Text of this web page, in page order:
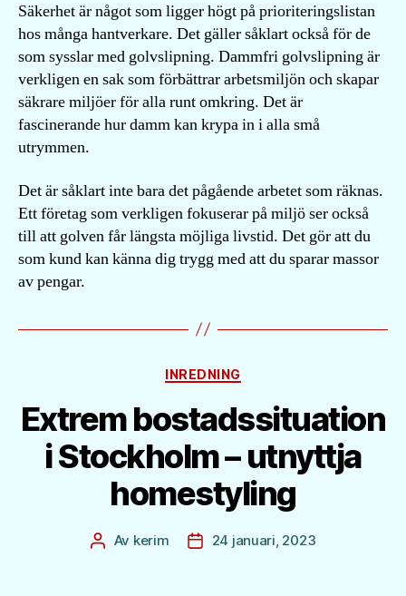
Säkerhet är något som ligger högt på prioriteringslistan
hos många hantverkare. Det gäller såklart också för de
som sysslar med golvslipning. Dammfri golvslipning är
verkligen en sak som förbättrar arbetsmiljön och skapar
säkrare miljöer för alla runt omkring. Det är
fascinerande hur damm kan krypa in i alla små
utrymmen.
Det är såklart inte bara det pågående arbetet som räknas.
Ett företag som verkligen fokuserar på miljö ser också
till att golven får längsta möjliga livstid. Det gör att du
som kund kan känna dig trygg med att du sparar massor
av pengar.
Kategorier
INREDNING
Extrem bostadssituation
i Stockholm – utnyttja
homestyling
Inläggsförfattare
Av kerim Inläggsdatum
24 januari, 2023